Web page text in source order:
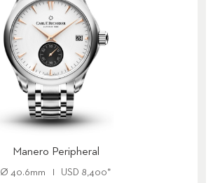
Manero Peripheral
Ø 40.6mm USD 8,400*